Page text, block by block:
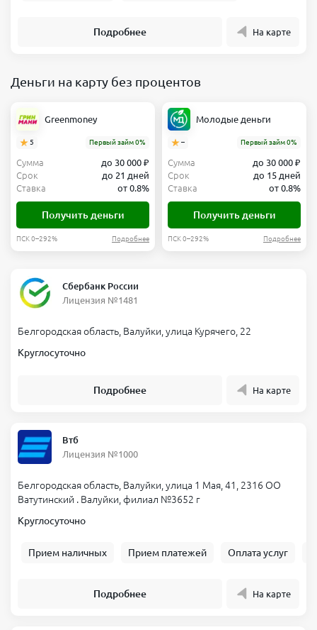
Подробнее На карте
Деньги на карту без процентов
Greenmoney
5 Первый займ 0%
Сумма
до 30 000 ₽
Срок
до 21 дней
Ставка
от 0.8%
Получить деньги
ПСК 0–292% Подробнее
Молодые деньги
– Первый займ 0%
Сумма
до 30 000 ₽
Срок
до 15 дней
Ставка
от 0.8%
Получить деньги
ПСК 0–292% Подробнее
Сбербанк России
Лицензия №1481
Белгородская область, Валуйки, улица Курячего, 22
Круглосуточно
Подробнее На карте
Втб
Лицензия №1000
Белгородская область, Валуйки, улица 1 Мая, 41, 2316 ОО
Ватутинский . Валуйки, филиал №3652 г
Круглосуточно
Прием наличных Прием платежей Оплата услуг
Подробнее На карте